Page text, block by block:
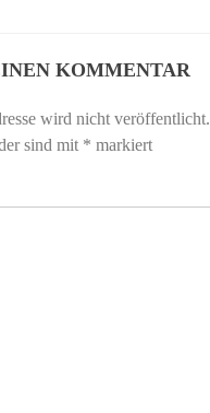
KOMMENTAR
wird nicht veröffentlicht.
sind mit * markiert